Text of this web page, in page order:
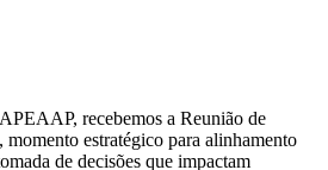
recebemos a Reunião de
estratégico para alinhamento
de decisões que impactam